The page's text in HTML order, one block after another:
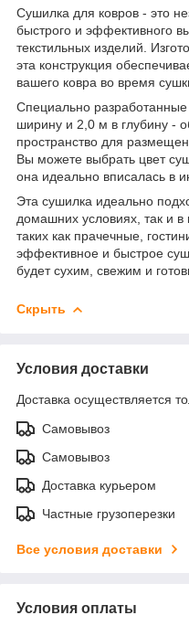
Сушилка для ковров - это
быстрого и эффективного
текстильных изделий.
эта конструкция
вашего ковра во время
Специально
ширину и 2,0 м в глубину -
пространство для
Вы можете выбрать цвет
она идеально вписалась в
Эта сушилка идеально
домашних условиях, так и в
таких как прачечные,
эффективное и быстрое
будет сухим, свежим и
Скрыть
Условия доставки
Доставка осуществляется
Самовывоз
Самовывоз
Доставка курьером
Частные грузоперезки
Все условия доставки
Условия оплаты